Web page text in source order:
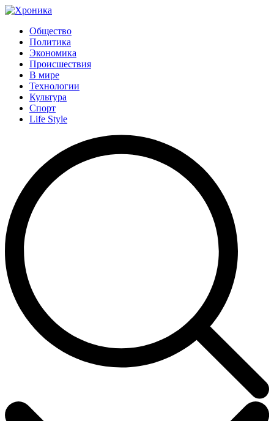
Общество
Политика
Экономика
Происшествия
В мире
Технологии
Культура
Спорт
Life Style